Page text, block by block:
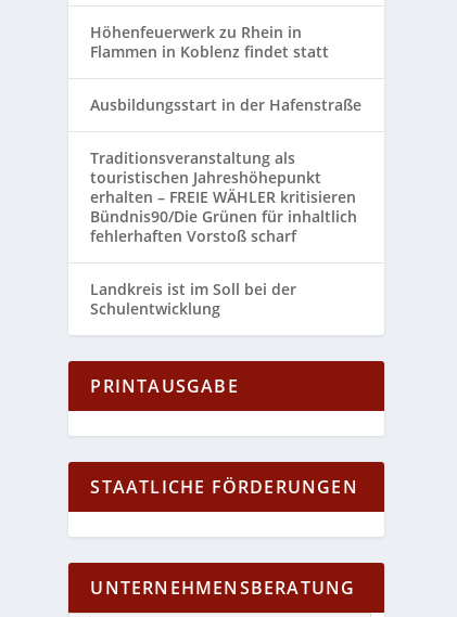
Höhenfeuerwerk zu Rhein in
Flammen in Koblenz findet statt
Ausbildungsstart in der Hafenstraße
Traditionsveranstaltung als
touristischen Jahreshöhepunkt
erhalten – FREIE WÄHLER kritisieren
Bündnis90/Die Grünen für inhaltlich
fehlerhaften Vorstoß scharf
Landkreis ist im Soll bei der
Schulentwicklung
PRINTAUSGABE
STAATLICHE FÖRDERUNGEN
UNTERNEHMENSBERATUNG